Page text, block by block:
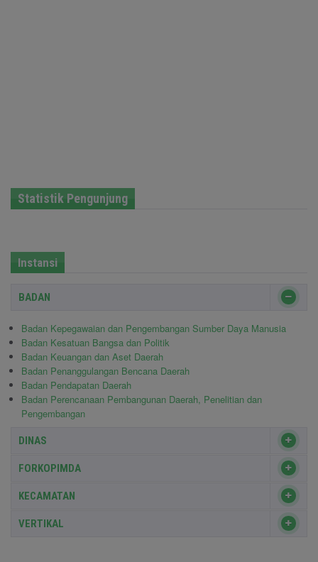
Statistik Pengunjung
Instansi
BADAN
Badan Kepegawaian dan Pengembangan Sumber Daya Manusia
Badan Kesatuan Bangsa dan Politik
Badan Keuangan dan Aset Daerah
Badan Penanggulangan Bencana Daerah
Badan Pendapatan Daerah
Badan Perencanaan Pembangunan Daerah, Penelitian dan
Pengembangan
DINAS
FORKOPIMDA
KECAMATAN
VERTIKAL